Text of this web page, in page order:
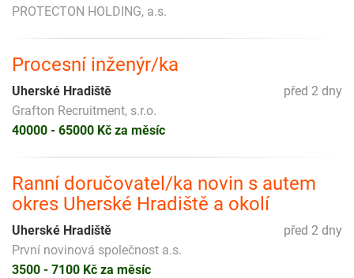
PROTECTON HOLDING, a.s.
Procesní inženýr/ka
před 2 dny
Uherské Hradiště
Grafton Recruitment, s.r.o.
40000 - 65000 Kč za měsíc
Ranní doručovatel/ka novin s autem
okres Uherské Hradiště a okolí
před 2 dny
Uherské Hradiště
První novinová společnost a.s.
3500 - 7100 Kč za měsíc